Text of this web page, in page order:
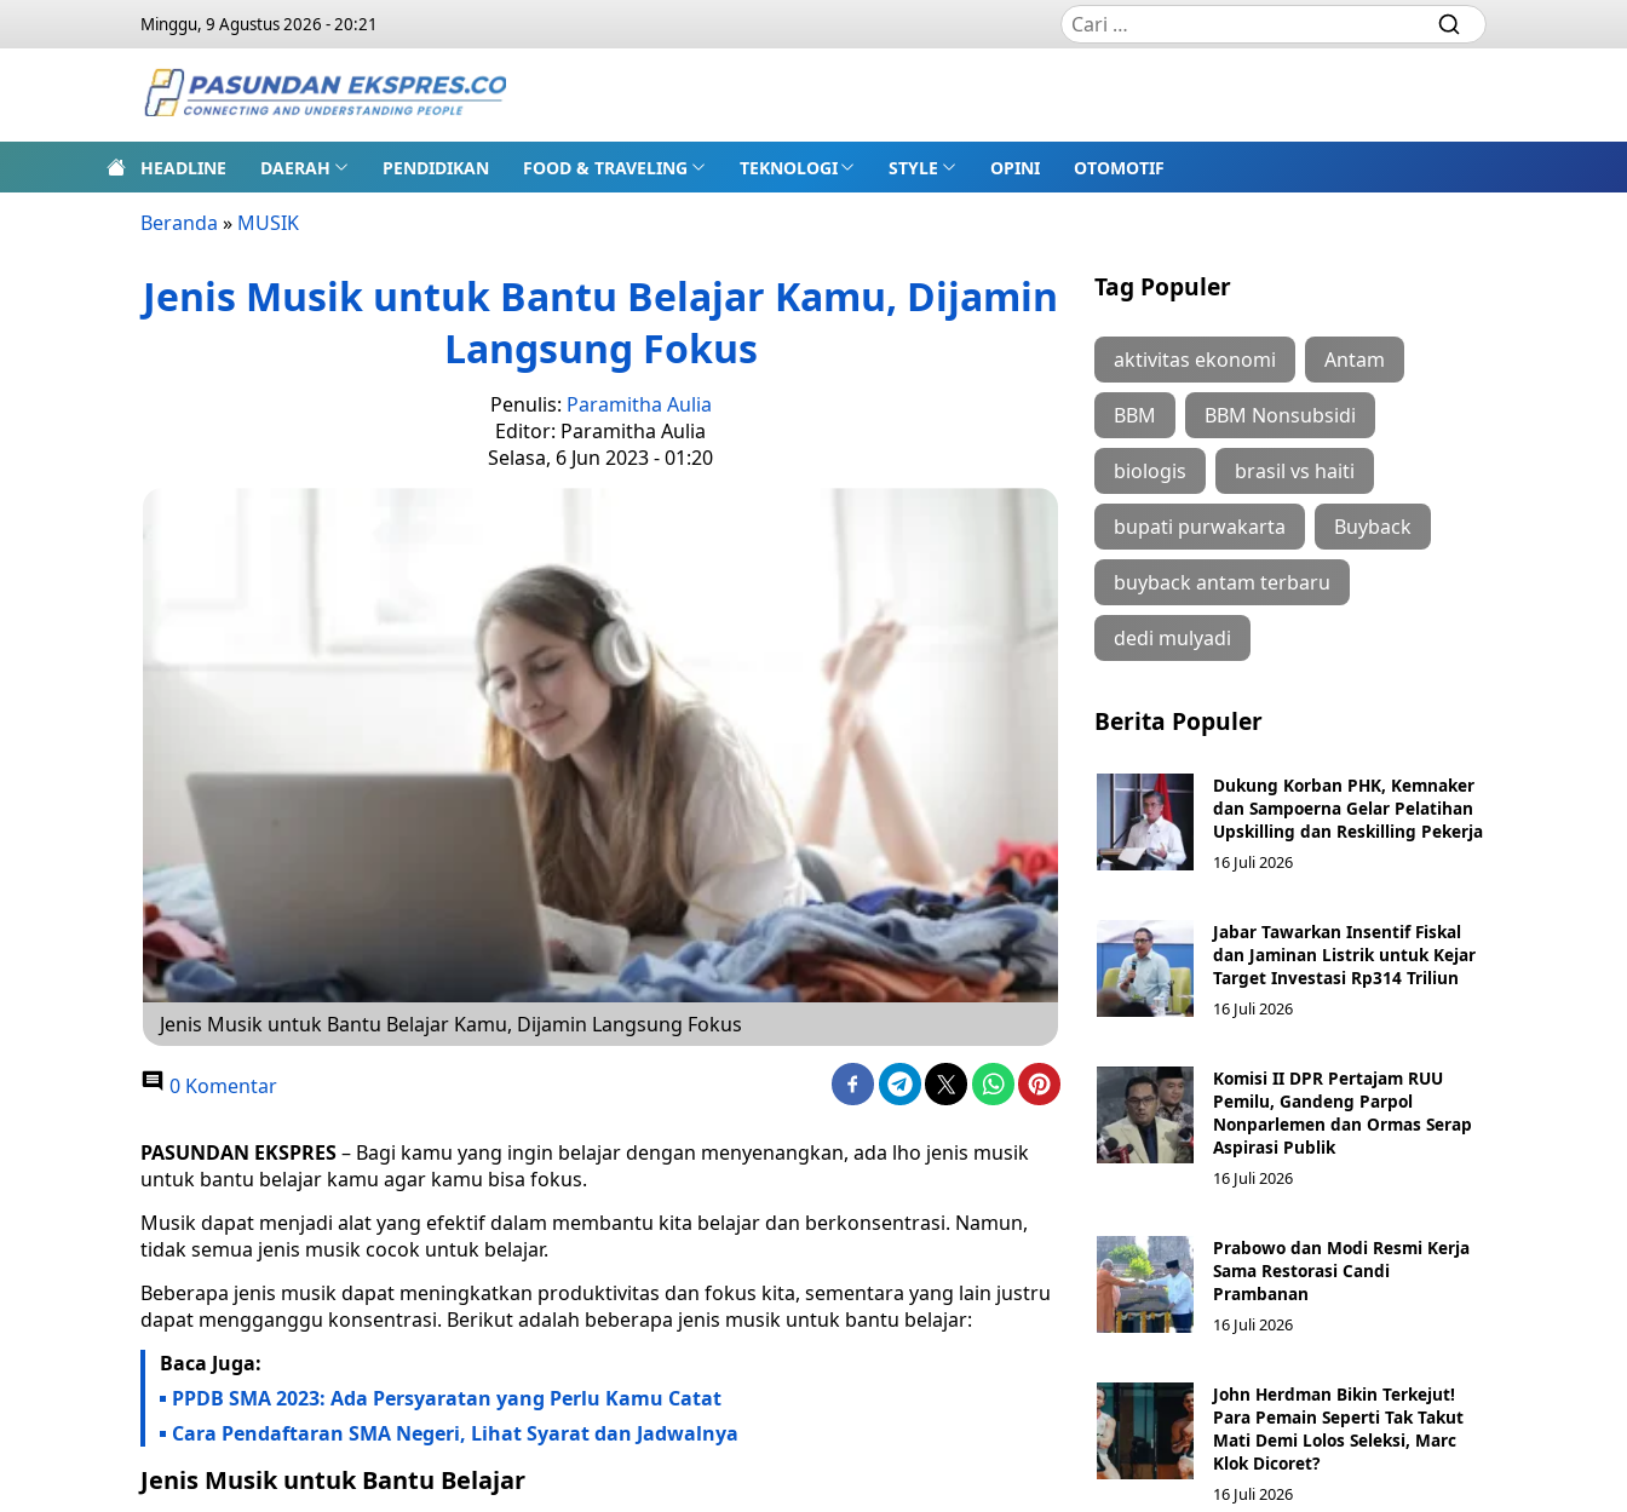
Minggu, 9 Agustus 2026 - 20:21
HEADLINE DAERAH PENDIDIKAN FOOD & TRAVELING TEKNOLOGI STYLE OPINI OTOMOTIF
Beranda » MUSIK
Jenis Musik untuk Bantu Belajar Kamu, Dijamin
Langsung Fokus
Penulis: Paramitha Aulia
Editor: Paramitha Aulia
Selasa, 6 Jun 2023 - 01:20
Jenis Musik untuk Bantu Belajar Kamu, Dijamin Langsung Fokus
0 Komentar
PASUNDAN EKSPRES– Bagi kamu yang ingin belajar dengan menyenangkan, ada lho jenis musik
untuk bantu belajar kamu agar kamu bisa fokus.
Musik dapat menjadi alat yang efektif dalam membantu kita belajar dan berkonsentrasi. Namun,
tidak semua jenis musik cocok untuk belajar.
Beberapa jenis musik dapat meningkatkan produktivitas dan fokus kita, sementara yang lain justru
dapat mengganggu konsentrasi. Berikut adalah beberapa jenis musik untuk bantu belajar:
Baca Juga:
PPDB SMA 2023: Ada Persyaratan yang Perlu Kamu Catat
Cara Pendaftaran SMA Negeri, Lihat Syarat dan Jadwalnya
Jenis Musik untuk Bantu Belajar
Tag Populer
aktivitas ekonomi Antam
BBM BBM Nonsubsidi
biologis brasil vs haiti
bupati purwakarta Buyback
buyback antam terbaru
dedi mulyadi
Berita Populer
Dukung Korban PHK, Kemnaker
dan Sampoerna Gelar Pelatihan
Upskilling dan Reskilling Pekerja
16 Juli 2026
Jabar Tawarkan Insentif Fiskal
dan Jaminan Listrik untuk Kejar
Target Investasi Rp314 Triliun
16 Juli 2026
Komisi II DPR Pertajam RUU
Pemilu, Gandeng Parpol
Nonparlemen dan Ormas Serap
Aspirasi Publik
16 Juli 2026
Prabowo dan Modi Resmi Kerja
Sama Restorasi Candi
Prambanan
16 Juli 2026
John Herdman Bikin Terkejut!
Para Pemain Seperti Tak Takut
Mati Demi Lolos Seleksi, Marc
Klok Dicoret?
16 Juli 2026